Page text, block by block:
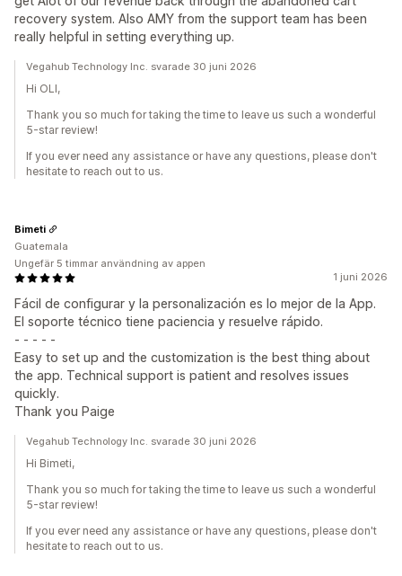
recovery system. Also AMY from the support team has been
really helpful in setting everything up.
Vegahub Technology Inc. svarade 30 juni 2026
Hi OLI,
Thank you so much for taking the time to leave us such a wonderful
5-star review!
If you ever need any assistance or have any questions, please don't
hesitate to reach out to us.
1 juni 2026
Fácil de configurar y la personalización es lo mejor de la App.
El soporte técnico tiene paciencia y resuelve rápido.
- - - - -
Easy to set up and the customization is the best thing about
the app. Technical support is patient and resolves issues
quickly.
Thank you Paige
Bimeti
Guatemala
Ungefär 5 timmar användning av appen
Vegahub Technology Inc. svarade 30 juni 2026
Hi Bimeti,
Thank you so much for taking the time to leave us such a wonderful
5-star review!
If you ever need any assistance or have any questions, please don't
hesitate to reach out to us.